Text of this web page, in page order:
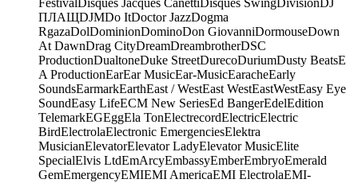
FestivalDisques Jacques CanettiDisques SwingDivisionDJ
ПЛАЩDJMDo ItDoctor JazzDogma
RgazaDolDominionDominoDon GiovanniDormouseDown
At DawnDrag CityDreamDreambrotherDSC
ProductionDualtoneDuke StreetDurecoDuriumDusty BeatsE
A ProductionEarEar MusicEar-MusicEaracheEarly
SoundsEarmarkEarthEast / WestEast WestEastWestEasy Eye
SoundEasy LifeECM New SeriesEd BangerEdelEdition
TelemarkEGEggEla TonElectrecordElectricElectric
BirdElectrolaElectronic EmergenciesElektra
MusicianElevatorElevator LadyElevator MusicElite
SpecialElvis LtdEmArcyEmbassyEmberEmbryoEmerald
GemEmergencyEMIEMI AmericaEMI ElectrolaEMI-